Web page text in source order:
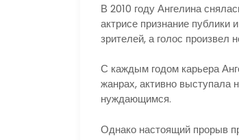
В 2010 году Ангелина
актрисе признание публики
зрителей, а голос произвел
С каждым годом карьера
жанрах, активно выступала
нуждающимся.
Однако настоящий прорыв